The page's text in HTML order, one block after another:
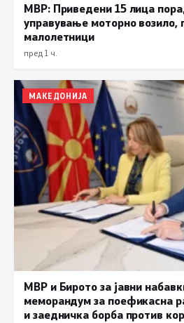
МВР: Приведени 15 лица
управување моторно возило,
малолетници
пред 1 ч.
МАКЕДОНИЈА
МВР и Бирото за јавни
меморандум за поефикасна
и заедничка борба против